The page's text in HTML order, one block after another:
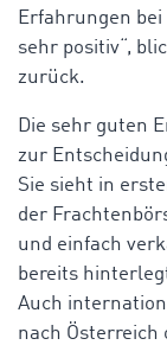
Erfahrungen bei
sehr positiv“,
zurück.
Die sehr guten
zur
Sie sieht in
der
und einfach
bereits
Auch
nach Österreich